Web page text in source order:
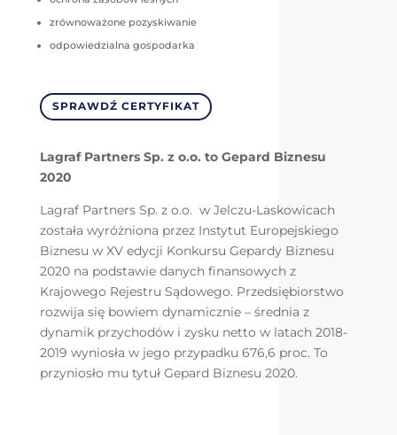
zrównoważone pozyskiwanie
odpowiedzialna gospodarka
SPRAWDŹ CERTYFIKAT
Lagraf Partners Sp. z o.o. to Gepard Biznesu
2020
Lagraf Partners Sp. z o.o. w Jelczu-Laskowicach
została wyróżniona przez Instytut Europejskiego
Biznesu w XV edycji Konkursu Gepardy Biznesu
2020 na podstawie danych finansowych z
Krajowego Rejestru Sądowego. Przedsiębiorstwo
rozwija się bowiem dynamicznie – średnia z
dynamik przychodów i zysku netto w latach 2018-
2019 wyniosła w jego przypadku 676,6 proc. To
przyniosło mu tytuł Gepard Biznesu 2020.